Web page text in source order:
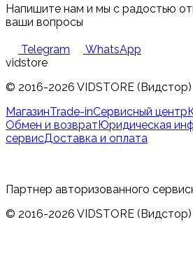
Напишите нам и мы с радостью
ваши вопросы
Telegram
WhatsApp
vidstore
© 2016-2026 VIDSTORE (Видстор)
МагазинTrade-inСервисный центр
Обмен и возвратЮридическая
сервисДоставка и оплата
Партнер авторизованного
© 2016-2026 VIDSTORE (Видстор)